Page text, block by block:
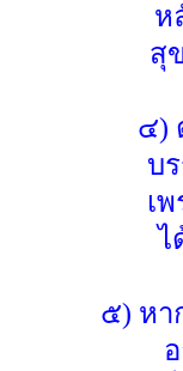
ห
สุ
๔)
บ
เ
ไ
๕) หา